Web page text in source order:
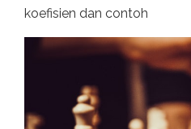
koefisien dan contoh